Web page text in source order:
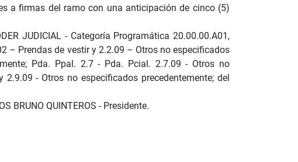
a firmas del ramo con una anticipación de cinco (5)
JUDICIAL - Categoría Programática 20.00.00.A01,
– Prendas de vestir y 2.2.09 – Otros no especificados
Pda. Ppal. 2.7 - Pda. Pcial. 2.7.09 - Otros no
- Otros no especificados precedentemente; del
BRUNO QUINTEROS - Presidente.